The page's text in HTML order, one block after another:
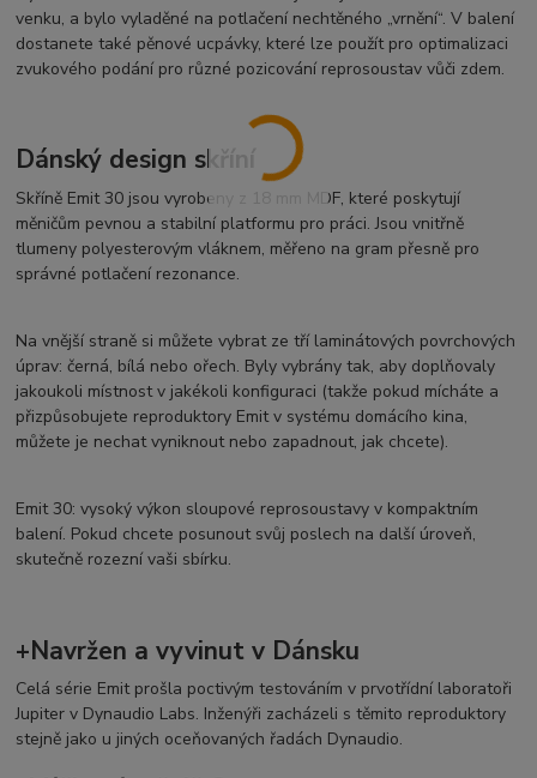
venku, a bylo vyladěné na potlačení nechtěného „vrnění“. V balení
dostanete také pěnové ucpávky, které lze použít pro optimalizaci
zvukového podání pro různé pozicování reprosoustav vůči zdem.
Dánský design skříní
Skříně Emit 30 jsou vyrobeny z 18 mm MDF, které poskytují
měničům pevnou a stabilní platformu pro práci. Jsou vnitřně
tlumeny polyesterovým vláknem, měřeno na gram přesně pro
správné potlačení rezonance.
Na vnější straně si můžete vybrat ze tří laminátových povrchových
úprav: černá, bílá nebo ořech. Byly vybrány tak, aby doplňovaly
jakoukoli místnost v jakékoli konfiguraci (takže pokud mícháte a
přizpůsobujete reproduktory Emit v systému domácího kina,
můžete je nechat vyniknout nebo zapadnout, jak chcete).
Emit 30: vysoký výkon sloupové reprosoustavy v kompaktním
balení. Pokud chcete posunout svůj poslech na další úroveň,
skutečně rozezní vaši sbírku.
+Navržen a vyvinut v Dánsku
Celá série Emit prošla poctivým testováním v prvotřídní laboratoři
Jupiter v Dynaudio Labs. Inženýři zacházeli s těmito reproduktory
stejně jako u jiných oceňovaných řadách Dynaudio.